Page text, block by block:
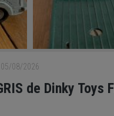
05/08/2026
de Dinky Toys